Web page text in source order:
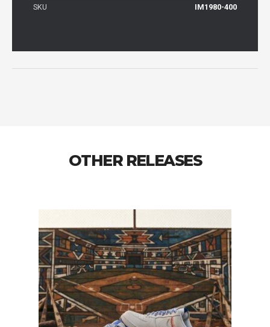
SKU
IM1980-400
OTHER RELEASES